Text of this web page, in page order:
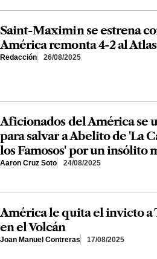
Saint-Maximin se estrena
América remonta 4-2 al Atlas
Redacción 26/08/2025
Aficionados del América se
para salvar a Abelito de 'La
los Famosos' por un insólito
Aaron Cruz Soto 24/08/2025
América le quita el invicto a
en el Volcán
Joan Manuel Contreras 17/08/2025